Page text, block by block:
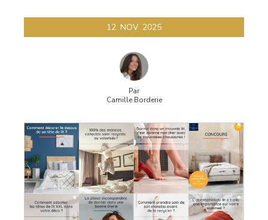
12 NOV 2025
Par
Camille Borderie